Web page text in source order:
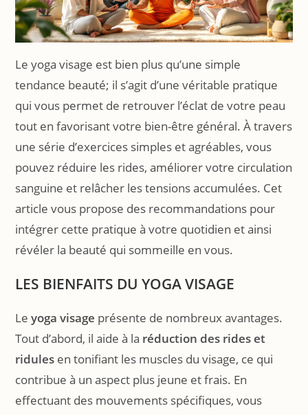
Le yoga visage est bien plus qu’une simple
tendance beauté; il s’agit d’une véritable pratique
qui vous permet de retrouver l’éclat de votre peau
tout en favorisant votre bien-être général. À travers
une série d’exercices simples et agréables, vous
pouvez réduire les rides, améliorer votre circulation
sanguine et relâcher les tensions accumulées. Cet
article vous propose des recommandations pour
intégrer cette pratique à votre quotidien et ainsi
révéler la beauté qui sommeille en vous.
LES BIENFAITS DU YOGA VISAGE
Leyoga visage présente de nombreux avantages.
Tout d’abord, il aide à la réduction des rides et
ridules en tonifiant les muscles du visage, ce qui
contribue à un aspect plus jeune et frais. En
effectuant des mouvements spécifiques, vous